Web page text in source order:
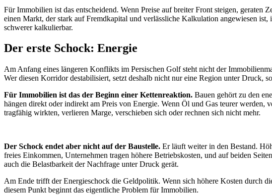
Für Immobilien ist das entscheidend. Wenn Preise auf breiter Front steigen,
einen Markt, der stark auf Fremdkapital und verlässliche Kalkulation angewiesen
schwerer kalkulierbar.
Der erste Schock: Energie
Am Anfang eines längeren Konflikts im Persischen Golf steht nicht der
Wer diesen Korridor destabilisiert, setzt deshalb nicht nur eine Region unter Druck,
Für Immobilien ist das der Beginn einer Kettenreaktion. Bauen gehört zu den
hängen direkt oder indirekt am Preis von Energie. Wenn Öl und Gas teurer
tragfähig wirkten, verlieren Marge, verschieben sich oder rechnen sich nicht mehr.
Der Schock endet aber nicht auf der Baustelle. Er läuft weiter in den Bestand.
freies Einkommen, Unternehmen tragen höhere Betriebskosten, und auf beiden
auch die Belastbarkeit der Nachfrage unter Druck gerät.
Am Ende trifft der Energieschock die Geldpolitik. Wenn sich höhere Kosten durch
diesem Punkt beginnt das eigentliche Problem für Immobilien.